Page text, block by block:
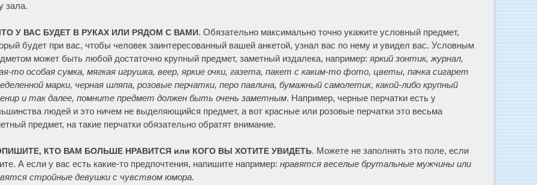
зала.
У ВАС БУДЕТ В РУКАХ ИЛИ РЯДОМ С ВАМИ. Обязательно максимально точно укажите условный предмет,
будет при вас, чтобы человек заинтересованный вашей анкетой, узнал вас по нему и увидел вас. Условным
может быть любой достаточно крупный предмет, заметный издалека, например: яркий зонтик, журнал,
то особая сумка, мягкая игрушка, веер, яркие очки, газета, пакет с каким-то фото, цветы, пачка сигарет
марки, черная шляпа, розовые перчатки, перо павлина, бумажный самолетик, какой-либо крупный
и так далее, помните предмет должен быть очень заметным. Например, черные перчатки есть у
людей и это ничем не выделяющийся предмет, а вот красные или розовые перчатки это весьма
предмет, на такие перчатки обязательно обратят внимание.
КТО ВАМ БОЛЬШЕ НРАВИТСЯ или КОГО ВЫ ХОТИТЕ УВИДЕТЬ. Можете не заполнять это поле, если
А если у вас есть какие-то предпочтения, напишите например: нравятся веселые брутальные мужчины или
стройные девушки с чувством юмора.